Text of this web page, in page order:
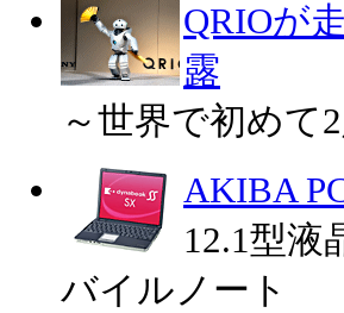
QRIOが
露
～世界で初めて
AKIBA
12.1型液
バイルノート